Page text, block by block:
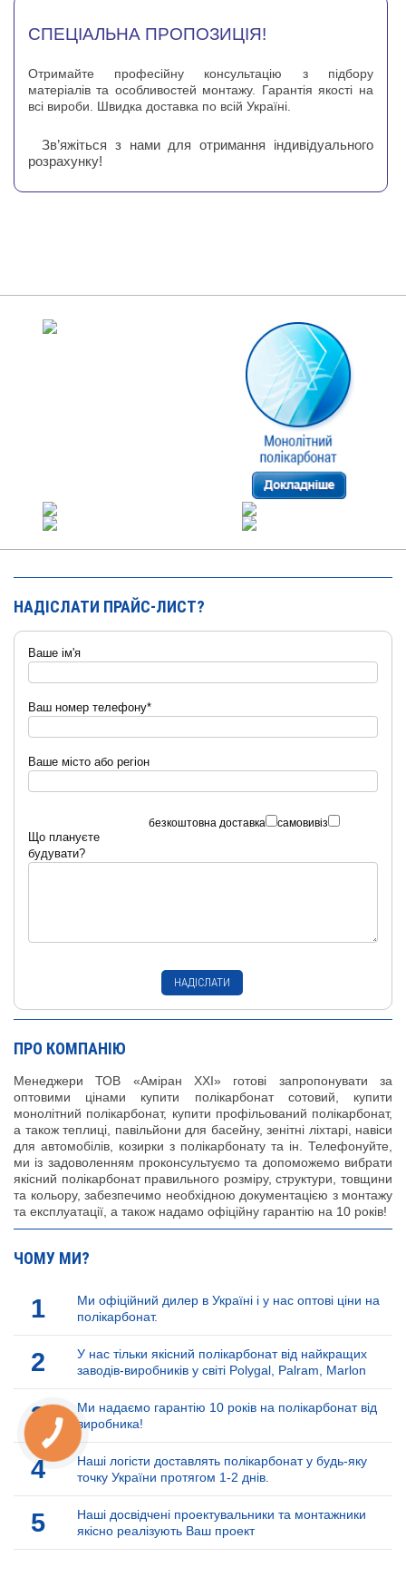
СПЕЦІАЛЬНА ПРОПОЗИЦІЯ!
Отримайте професійну консультацію з підбору
матеріалів та особливостей монтажу. Гарантія якості на
всі вироби. Швидка доставка по всій Україні.
Зв’яжіться з нами для отримання індивідуального
розрахунку!
НАДІСЛАТИ ПРАЙС-ЛИСТ?
Ваше ім'я
Ваш номер телефону*
Ваше місто або регіон
безкоштовна доставка самовивіз
Що плануєте
будувати?
ПРО КОМПАНІЮ
Менеджери ТОВ «Аміран XXI» готові запропонувати за
оптовими цінами купити полікарбонат сотовий, купити
монолітний полікарбонат, купити профільований полікарбонат,
а також теплиці, павільйони для басейну, зенітні ліхтарі, навіси
для автомобілів, козирки з полікарбонату та ін. Телефонуйте,
ми із задоволенням проконсультуємо та допоможемо вибрати
якісний полікарбонат правильного розміру, структури, товщини
та кольору, забезпечимо необхідною документацією з монтажу
та експлуатації, а також надамо офіційну гарантію на 10 років!
ЧОМУ МИ?
1
Ми офіційний дилер в Україні і у нас оптові ціни на
полікарбонат.
2
У нас тільки якісний полікарбонат від найкращих
заводів-виробників у світі Polygal, Palram, Marlon
3
Ми надаємо гарантію 10 років на полікарбонат від
виробника!
4
Наші логісти доставлять полікарбонат у будь-яку
точку України протягом 1-2 днів.
5
Наші досвідчені проектувальники та монтажники
якісно реалізують Ваш проект
КНОПКА
ЗВ'ЯЗКУ